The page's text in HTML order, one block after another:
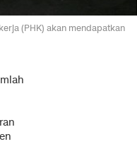
(PHK) akan mendapatkan